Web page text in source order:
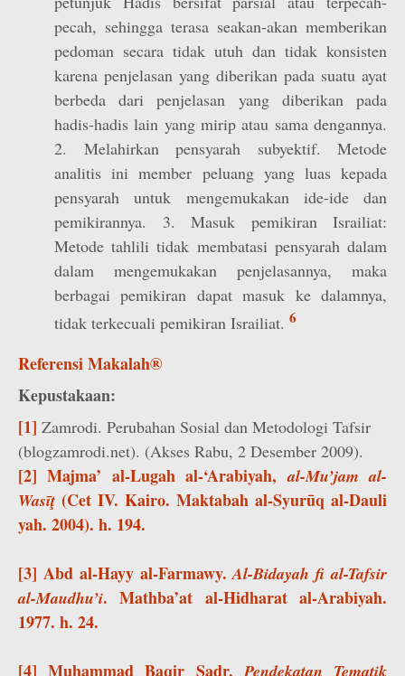
pecah, sehingga terasa seakan-akan memberikan
pedoman secara tidak utuh dan tidak konsisten
karena penjelasan yang diberikan pada suatu ayat
berbeda dari penjelasan yang diberikan pada
hadis-hadis lain yang mirip atau sama dengannya.
2. Melahirkan pensyarah subyektif. Metode
analitis ini member peluang yang luas kepada
pensyarah untuk mengemukakan ide-ide dan
pemikirannya. 3. Masuk pemikiran Israiliat:
Metode tahlili tidak membatasi pensyarah dalam
dalam mengemukakan penjelasannya, maka
berbagai pemikiran dapat masuk ke dalamnya,
tidak terkecuali pemikiran Israiliat. 6
Referensi Makalah®
Kepustakaan:
[1] Zamrodi. Perubahan Sosial dan Metodologi Tafsir
(blogzamrodi.net). (Akses Rabu, 2 Desember 2009).
[2] Majma’ al-Lugah al-‘Arabiyah,al-Mu’jam al-
Wasīţ (Cet IV. Kairo. Maktabah al-Syurūq al-Dauli
yah. 2004). h. 194.
[3] Abd al-Hayy al-Farmawy.Al-Bidayah fi al-Tafsir
al-Maudhu’i. Mathba’at al-Hidharat al-Arabiyah.
1977. h. 24.
[4] Muhammad Baqir Sadr. Pendekatan Tematik